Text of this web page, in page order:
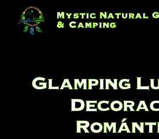
Skip
content
Mystic Natural
& Camping
Glamping